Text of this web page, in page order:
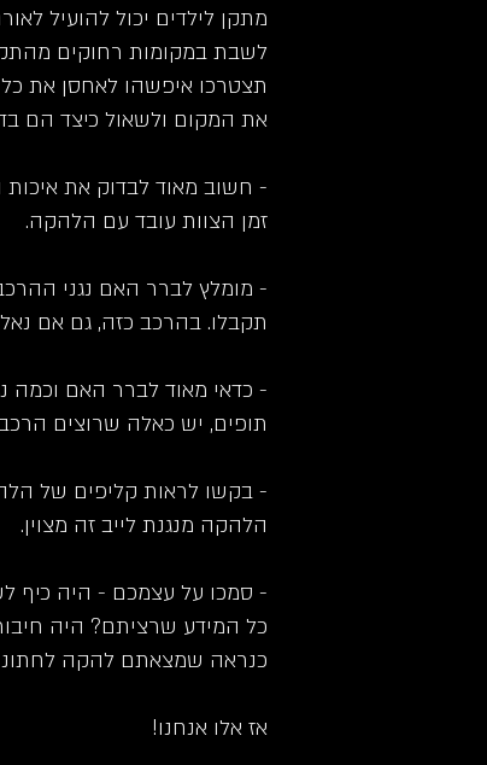
מתקן לילדים יכול להועיל
לשבת במקומות רחוקים
תצטרכו איפשהו לאחסן את
את המקום ולשאול כיצד הם
- חשוב מאוד לבדוק את
זמן הצוות עובד עם הלהקה.
- מומלץ לברר האם נגני
תקבלו. בהרכב כזה, גם אם
- כדאי מאוד לברר האם וכמה
תופים, יש כאלה שרוצים
- בקשו לראות קליפים של
הלהקה מנגנת לייב זה מצוין.
- סמכו על עצמכם - היה כיף
כל המידע שרציתם? היה
כנראה שמצאתם להקה
אז אלו אנחנו!